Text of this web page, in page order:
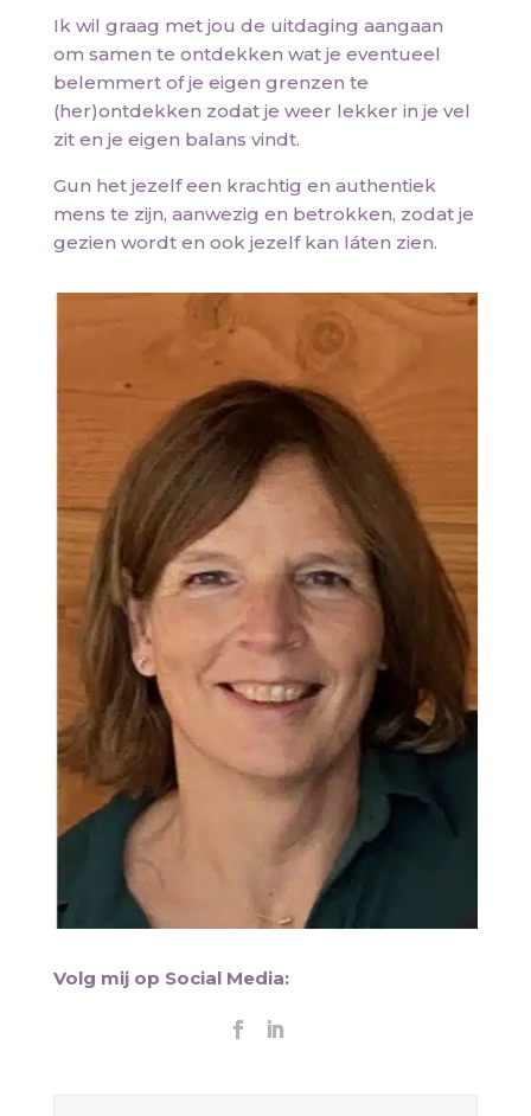
Ik wil graag met jou de uitdaging aangaan
om samen te ontdekken wat je eventueel
belemmert of je eigen grenzen te
(her)ontdekken zodat je weer lekker in je vel
zit en je eigen balans vindt.
Gun het jezelf een krachtig en authentiek
mens te zijn, aanwezig en betrokken, zodat je
gezien wordt en ook jezelf kan láten zien.
Volg mij op Social Media: